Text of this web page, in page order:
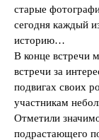
старые
сегодня каждый
историю…
В конце встречи
встречи за
подвигах своих
участникам
Отметили
подрастающего